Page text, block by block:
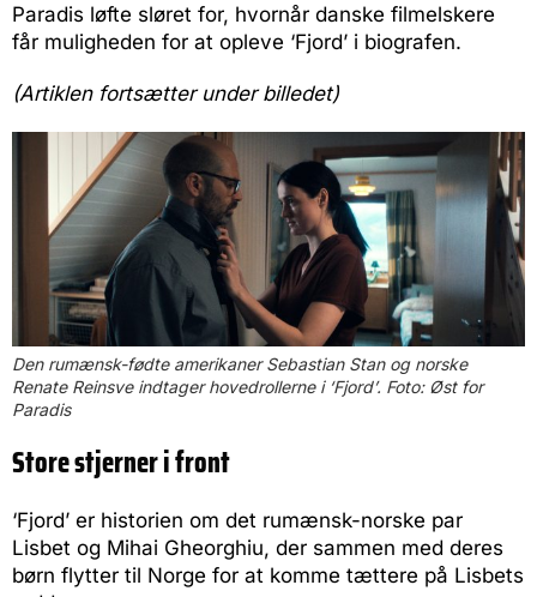
Paradis løfte sløret for, hvornår danske filmelskere
får muligheden for at opleve ‘Fjord’ i biografen.
(Artiklen fortsætter under billedet)
Den rumænsk-fødte amerikaner Sebastian Stan og norske
Renate Reinsve indtager hovedrollerne i ‘Fjord’. Foto: Øst for
Paradis
Store stjerner i front
‘Fjord’ er historien om det rumænsk-norske par
Lisbet og Mihai Gheorghiu, der sammen med deres
børn flytter til Norge for at komme tættere på Lisbets